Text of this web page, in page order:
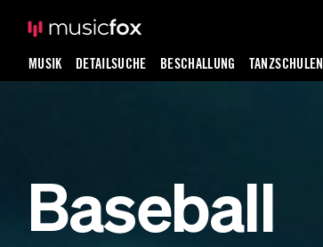
MUSIK DETAILSUCHE BESCHALLUNG TANZSCHULEN
Baseball